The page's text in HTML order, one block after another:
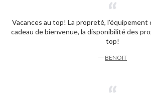
Vacances au top! La propreté, l’équipement
cadeau de bienvenue, la disponibilité des
top!
― BENOIT